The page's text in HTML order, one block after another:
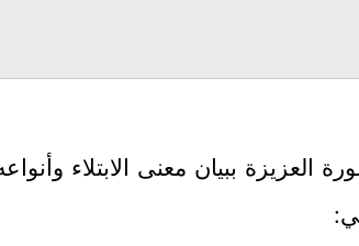
العزيزة ببيان معنى الابتلاء